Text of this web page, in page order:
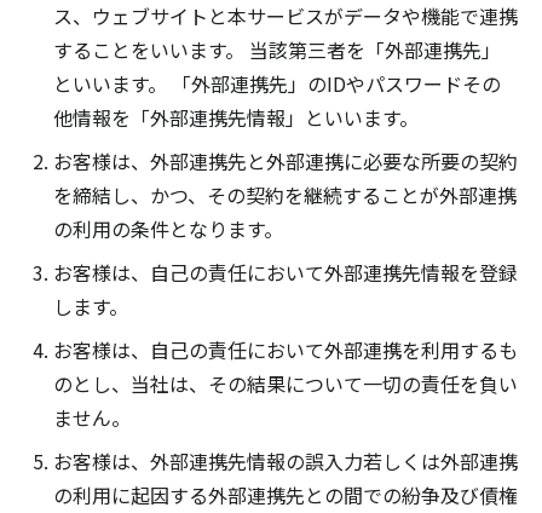
ス、ウェブサイトと本サービスがデータや機能で連携
することをいいます。 当該第三者を「外部連携先」
といいます。 「外部連携先」のIDやパスワードその
他情報を「外部連携先情報」といいます。
お客様は、外部連携先と外部連携に必要な所要の契約
を締結し、かつ、その契約を継続することが外部連携
の利用の条件となります。
お客様は、自己の責任において外部連携先情報を登録
します。
お客様は、自己の責任において外部連携を利用するも
のとし、当社は、その結果について一切の責任を負い
ません。
お客様は、外部連携先情報の誤入力若しくは外部連携
の利用に起因する外部連携先との間での紛争及び債権